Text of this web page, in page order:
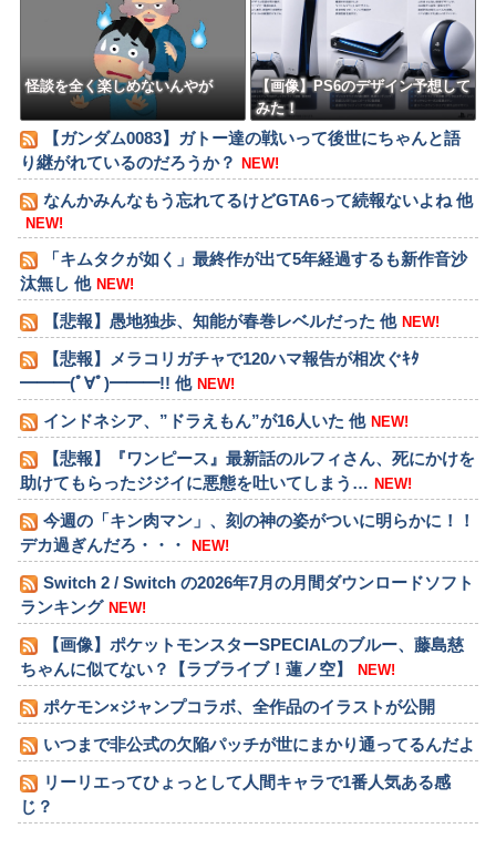
怪談を全く楽しめないんやが
【画像】PS6のデザイン予想して
みた！
【ガンダム0083】ガトー達の戦いって後世にちゃんと語
り継がれているのだろうか？ NEW!
なんかみんなもう忘れてるけどGTA6って続報ないよね 他
NEW!
「キムタクが如く」最終作が出て5年経過するも新作音沙
汰無し 他 NEW!
【悲報】愚地独歩、知能が春巻レベルだった 他 NEW!
【悲報】メラコリガチャで120ハマ報告が相次ぐｷﾀ
━━━(ﾟ∀ﾟ)━━━!! 他 NEW!
インドネシア、”ドラえもん”が16人いた 他 NEW!
【悲報】『ワンピース』最新話のルフィさん、死にかけを
助けてもらったジジイに悪態を吐いてしまう… NEW!
今週の「キン肉マン」、刻の神の姿がついに明らかに！！
デカ過ぎんだろ・・・
NEW!
Switch 2 / Switch の2026年7月の月間ダウンロードソフト
ランキング NEW!
【画像】ポケットモンスターSPECIALのブルー、藤島慈
ちゃんに似てない？【ラブライブ！蓮ノ空】
NEW!
ポケモン×ジャンプコラボ、全作品のイラストが公開
いつまで非公式の欠陥パッチが世にまかり通ってるんだよ
リーリエってひょっとして人間キャラで1番人気ある感
じ？